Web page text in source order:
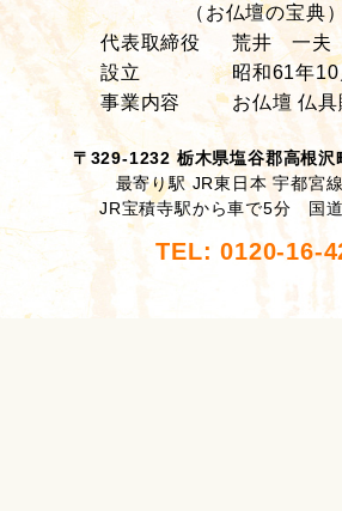
（お仏壇の宝典）
代表取締役
荒井 一夫
設立
昭和61年
事業内容
お仏壇 仏具
〒329-1232 栃木県塩谷郡高根
最寄り駅 JR東日本 宇都宮
JR宝積寺駅から車で5分 国
TEL: 0120-16-